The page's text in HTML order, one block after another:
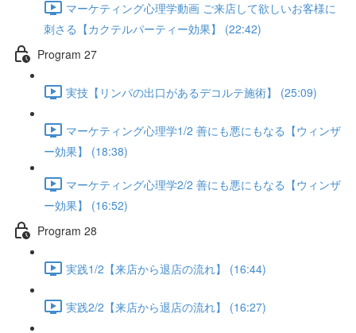
マーケティング心理学動画 ご来店して欲しいお客様に
刺さる【カクテルパーティー効果】 (22:42)
Program 27
実技【リンパの出口があるデコルテ施術】 (25:09)
マーケティング心理学1/2 善にも悪にもなる【ウィンザ
ー効果】 (18:38)
マーケティング心理学2/2 善にも悪にもなる【ウィンザ
ー効果】 (16:52)
Program 28
実践1/2【来店から退店の流れ】 (16:44)
実践2/2【来店から退店の流れ】 (16:27)